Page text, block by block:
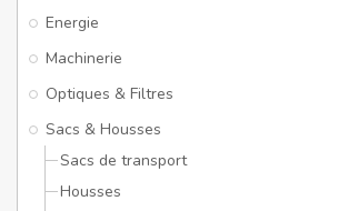
Energie
Machinerie
Optiques & Filtres
Sacs & Housses
Sacs de transport
Housses